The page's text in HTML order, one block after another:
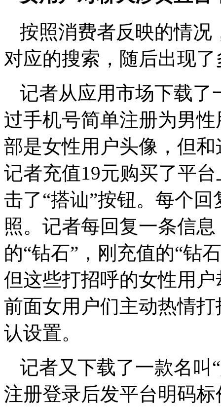
按照消费者反映的情况
对应的搜索，随后出现
记者从应用市场下载了
过手机号简单注册为男
部是女性用户头像，但
记者充值19元购买了平
击了“搭讪”按钮。每个
照。记者每回复一条信
的“钻石”，刚充值的“钻
但这些打招呼的女性用
前面女用户们主动热情
认设置。
记者又下载了一款名叫
注册登录后发平台明码